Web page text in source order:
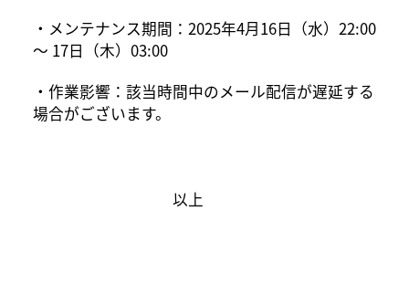
・メンテナンス期間：2025年4月16日（水）22:00
～ 17日（木）03:00
・作業影響：該当時間中のメール配信が遅延する
場合がございます。
以上